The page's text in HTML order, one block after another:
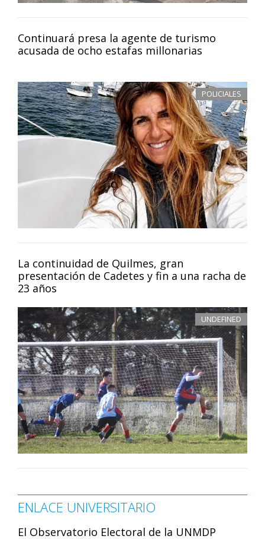
Continuará presa la agente de turismo
acusada de ocho estafas millonarias
POLICIALES
La continuidad de Quilmes, gran
presentación de Cadetes y fin a una racha de
23 años
UNDEFINED
ENLACE UNIVERSITARIO
El Observatorio Electoral de la UNMDP